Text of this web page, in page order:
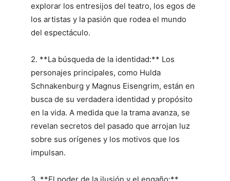
explorar los entresijos del teatro, los egos de
los artistas y la pasión que rodea el mundo
del espectáculo.
2. **La búsqueda de la identidad:** Los
personajes principales, como Hulda
Schnakenburg y Magnus Eisengrim, están en
busca de su verdadera identidad y propósito
en la vida. A medida que la trama avanza, se
revelan secretos del pasado que arrojan luz
sobre sus orígenes y los motivos que los
impulsan.